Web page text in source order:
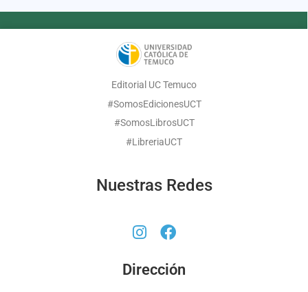
Editorial UC Temuco
#SomosEdicionesUCT
#SomosLibrosUCT
#LibreriaUCT
Nuestras Redes
Dirección